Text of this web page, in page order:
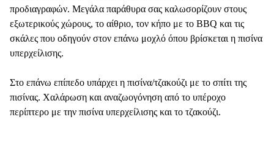
προδιαγραφών. Μεγάλα παράθυρα σας καλωσορίζουν στους
εξωτερικούς χώρους, το αίθριο, τον κήπο με το BBQ και τις
σκάλες που οδηγούν στον επάνω μοχλό όπου βρίσκεται η πισίνα
υπερχείλισης.
Στο επάνω επίπεδο υπάρχει η πισίνα/τζακούζι με το σπίτι της
πισίνας. Χαλάρωση και αναζωογόνηση από το υπέροχο
περίπτερο με την πισίνα υπερχείλισης και το τζακούζι.​